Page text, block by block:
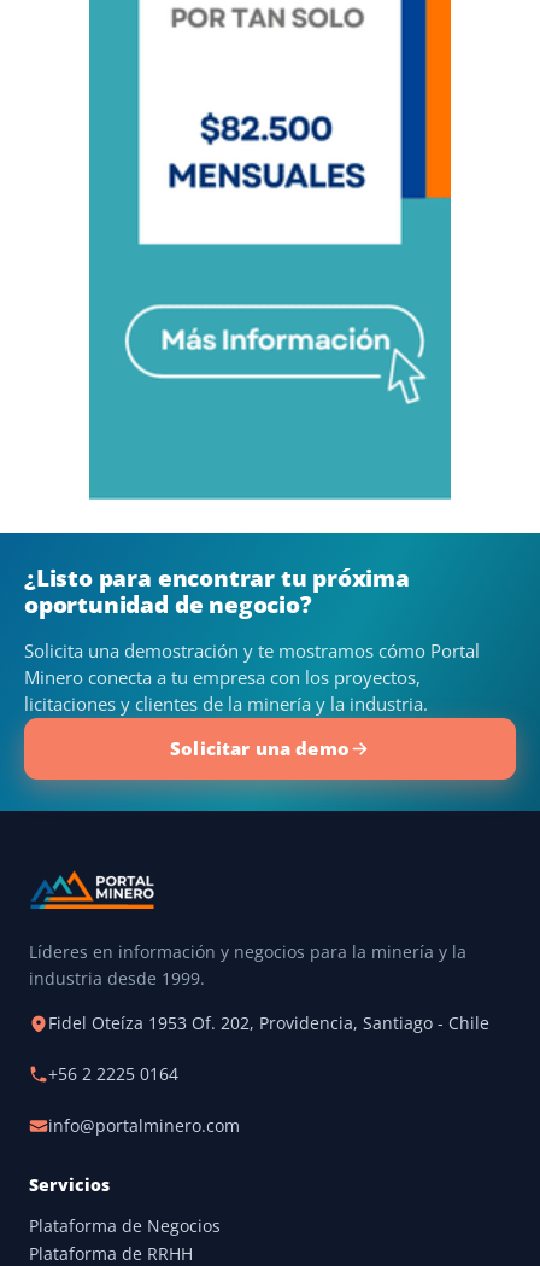
¿Listo para encontrar tu próxima
oportunidad de negocio?
Solicita una demostración y te mostramos cómo Portal
Minero conecta a tu empresa con los proyectos,
licitaciones y clientes de la minería y la industria.
Solicitar una demo
Líderes en información y negocios para la minería y la
industria desde 1999.
Fidel Oteíza 1953 Of. 202, Providencia, Santiago - Chile
+56 2 2225 0164
info@portalminero.com
Servicios
Plataforma de Negocios
Plataforma de RRHH